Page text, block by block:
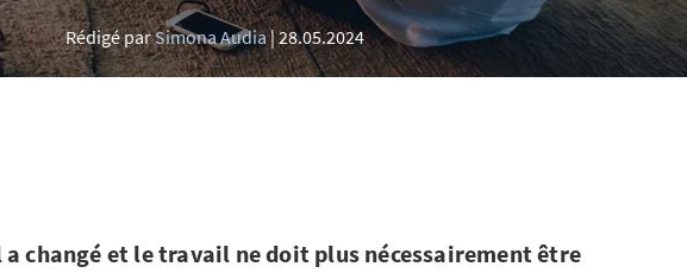
Rédigé parSimona Audia 28.05.2024
changé et le travail ne doit plus nécessairement être